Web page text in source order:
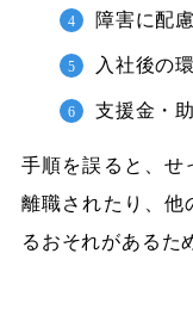
障害に配
入社後の
支援金・
手順を誤ると、せ
離職されたり、他
るおそれがあるた